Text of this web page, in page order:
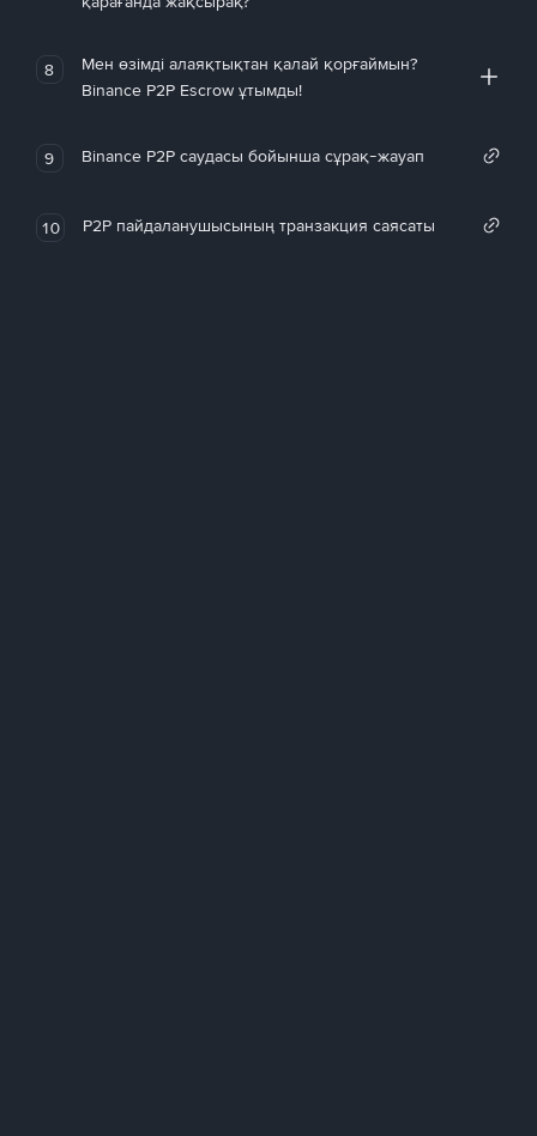
8
Мен өзімді алаяқтықтан қалай қорғаймын?
Binance P2P Escrow ұтымды!
9 Binance P2P саудасы бойынша сұрақ-жауап
10 P2P пайдаланушысының транзакция саясаты